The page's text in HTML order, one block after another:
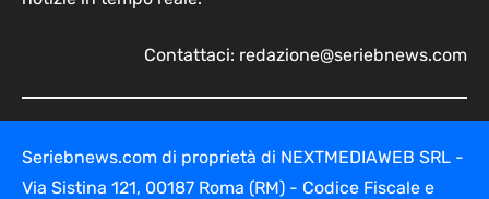
Contattaci: redazione@seriebnews.com
Seriebnews.com di proprietà di NEXTMEDIAWEB SRL -
Via Sistina 121, 00187 Roma (RM) - Codice Fiscale e